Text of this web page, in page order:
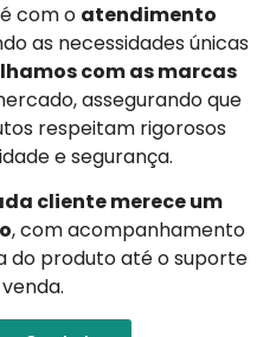
com o atendimento
as necessidades únicas
com as marcas
assegurando que
respeitam rigorosos
e segurança.
cliente merece um
, com acompanhamento
do produto até o suporte